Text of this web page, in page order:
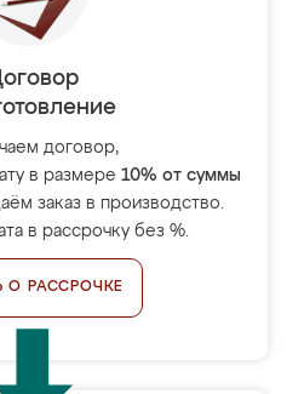
договор,
в размере 10% от суммы
заказ в производство.
в рассрочку без %.
О РАССРОЧКЕ